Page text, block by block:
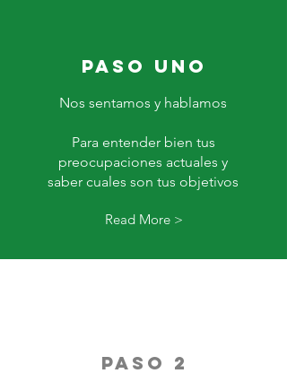
PASO UNO
Nos sentamos y hablamos
Para entender bien tus
preocupaciones actuales y
saber cuales son tus objetivos
Read More >
PASO 2